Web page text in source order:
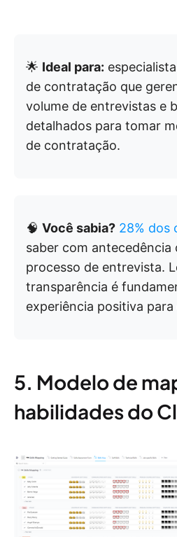
🌟 Ideal para:
de contratação que
volume de entrevistas e
detalhados para tomar
de contratação.
🧠 Você sabia? 28% dos
saber com antecedência
processo de entrevista.
transparência é
experiência positiva
5. Modelo de
habilidades do